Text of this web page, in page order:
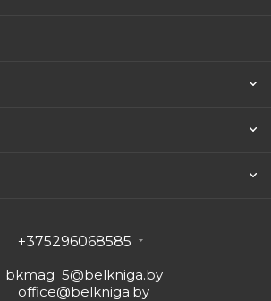
+375296068585
bkmag_5@belkniga.by
office@belkniga.by